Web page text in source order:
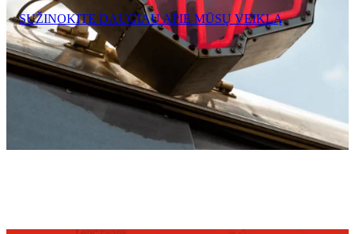
SUŽINOKITE DAUGIAU APIE MŪSŲ VEIKLĄ